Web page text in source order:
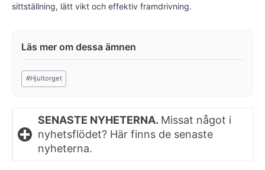
sittställning, lätt vikt och effektiv framdrivning.
Post
Tags:
#Hjultorget
SENASTE NYHETERNA. Missat något i
nyhetsflödet? Här finns de senaste
nyheterna.